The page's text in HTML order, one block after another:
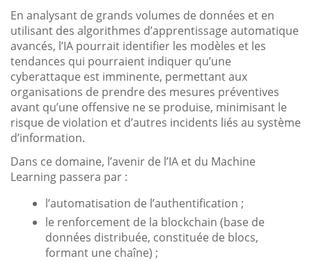
En analysant de grands volumes de données et en
utilisant des algorithmes d’apprentissage automatique
avancés, l’IA pourrait identifier les modèles et les
tendances qui pourraient indiquer qu’une
cyberattaque est imminente, permettant aux
organisations de prendre des mesures préventives
avant qu’une offensive ne se produise, minimisant le
risque de violation et d’autres incidents liés au système
d’information.
Dans ce domaine, l’avenir de l’IA et du Machine
Learning passera par :
l’automatisation de l’authentification ;
le renforcement de la blockchain (base de
données distribuée, constituée de blocs,
formant une chaîne) ;